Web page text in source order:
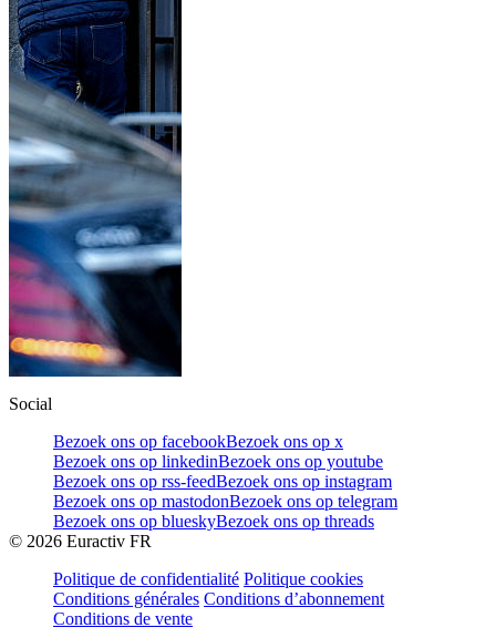
Social
Bezoek ons op facebookBezoek ons op x
Bezoek ons op linkedinBezoek ons op youtube
Bezoek ons op rss-feedBezoek ons op instagram
Bezoek ons op mastodonBezoek ons op telegram
Bezoek ons op blueskyBezoek ons op threads
© 2026 Euractiv FR
Politique de confidentialité Politique cookies
Conditions générales Conditions d’abonnement
Conditions de vente